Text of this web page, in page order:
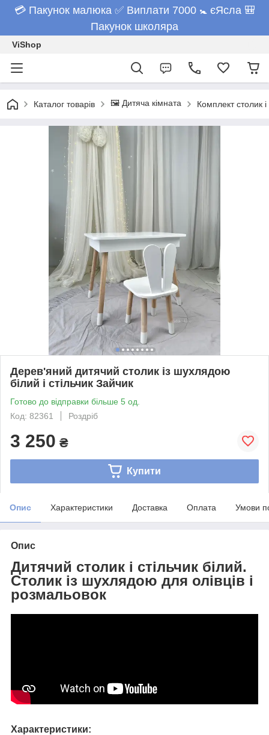
💳 Пакунок малюка ✅ Виплати 7000 🚼 єЯсла 🎒
Пакунок школяра
ViShop
Каталог товарів 🖼️ Дитяча кімната Комплект столик і
Дерев'яний дитячий столик із шухлядою
білий і стільчик Зайчик
Готово до відправки більше 5 од.
Код: 82361
Роздріб
3 250 ₴
Купити
Опис Характеристики Доставка Оплата Умови
Опис
Дитячий столик і стільчик білий.
Столик із шухлядою для олівців і
розмальовок
Характеристики: